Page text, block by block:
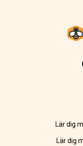
Lär dig
Lär dig